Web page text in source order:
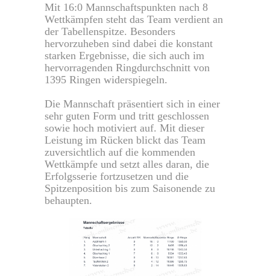
Mit 16:0 Mannschaftspunkten nach 8
Wettkämpfen steht das Team verdient an
der Tabellenspitze. Besonders
hervorzuheben sind dabei die konstant
starken Ergebnisse, die sich auch im
hervorragenden Ringdurchschnitt von
1395 Ringen widerspiegeln.
Die Mannschaft präsentiert sich in einer
sehr guten Form und tritt geschlossen
sowie hoch motiviert auf. Mit dieser
Leistung im Rücken blickt das Team
zuversichtlich auf die kommenden
Wettkämpfe und setzt alles daran, die
Erfolgsserie fortzusetzen und die
Spitzenposition bis zum Saisonende zu
behaupten.